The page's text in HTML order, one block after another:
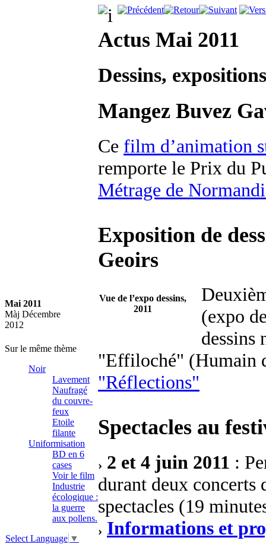
Mai 2011
Màj Décembre
2012
Sur le même thème
Noir
Lavement
Naufragé
du couvre-
feux
Etoile
filante
Uniformisation
BD en 6
cases
Voir le film
Industrie
écologique :
la guerre
aux pollens.
Select Language ▼
Actus Mai 2011
Dessins,
Mangez Buvez
Ce film d’animation
remporte le Prix du
Métrage de
Exposition de
Geoirs
Vue de l’expo dessins,
2011
(expo
dessins
"Effiloché" (Humain
"Réflections"
Spectacles au
2 et 4 juin 2011 :
durant deux concerts
spectacles (19
Informations et